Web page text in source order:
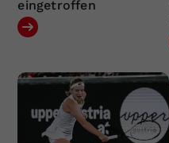
eingetroffen